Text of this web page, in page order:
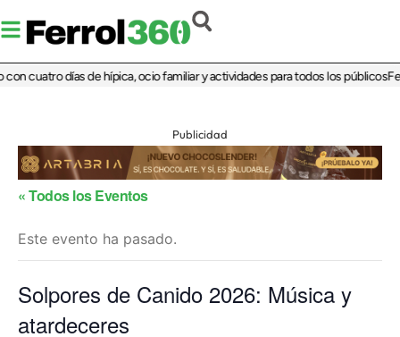
cuatro días de hípica, ocio familiar y actividades para todos los públicos
Publicidad
« Todos los Eventos
Este evento ha pasado.
Solpores de Canido 2026: Música y
atardeceres